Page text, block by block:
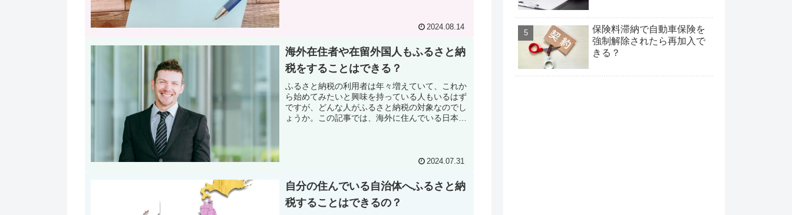
2024.08.14
海外在住者や在留外国人もふるさと納
税をすることはできる？
ふるさと納税の利用者は年々増えていて、これか
ら始めてみたいと興味を持っている人もいるはず
ですが、どんな人がふるさと納税の対象なのでし
ょうか。この記事では、海外に住んでいる日本人
2024.07.31
自分の住んでいる自治体へふるさと納
税することはできるの？
保険料滞納で自動車保険を
強制解除されたら再加入で
きる？